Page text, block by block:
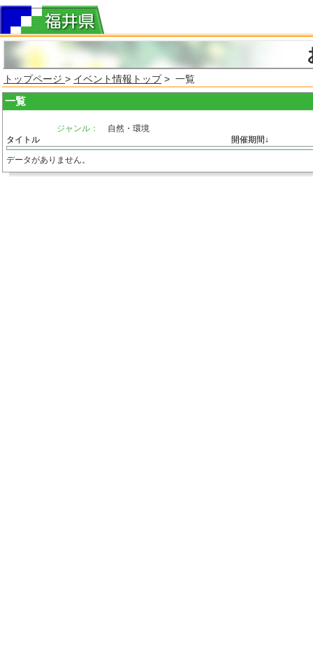
トップページ > イベント情報トップ> 一覧
一覧
ジャンル：
自然・環境
タイトル
開催期間↓
データがありません。